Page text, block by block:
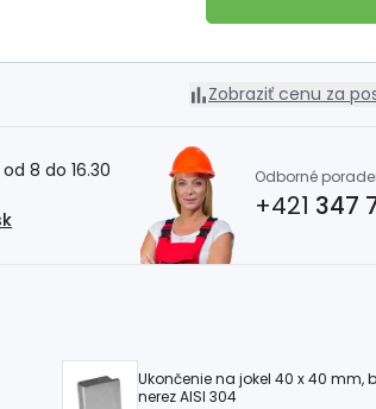
Zobraziť cenu za
8 do 16.30
Odborné
+421 347
Ukončenie na jokel 40 x 40 mm,
nerez AISI 304